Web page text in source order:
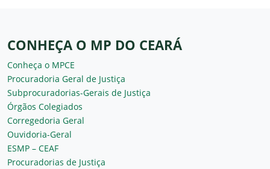
CONHEÇA O MP DO CEARÁ
Conheça o MPCE
Procuradoria Geral de Justiça
Subprocuradorias-Gerais de Justiça
Órgãos Colegiados
Corregedoria Geral
Ouvidoria-Geral
ESMP – CEAF
Procuradorias de Justiça